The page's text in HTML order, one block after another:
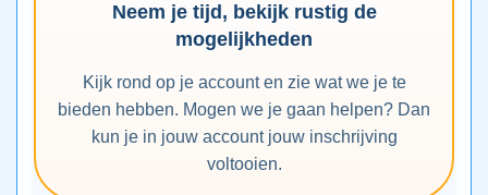
Neem je tijd, bekijk rustig de
mogelijkheden
Kijk rond op je account en zie wat we je te
bieden hebben. Mogen we je gaan helpen? Dan
kun je in jouw account jouw inschrijving
voltooien.